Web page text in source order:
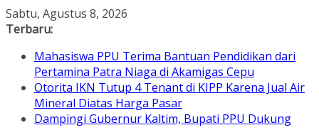
Skip
to
Sabtu, Agustus 8, 2026
Terbaru:
Mahasiswa PPU Terima Bantuan Pendidikan dari
Pertamina Patra Niaga di Akamigas Cepu
Otorita IKN Tutup 4 Tenant di KIPP Karena Jual Air
Mineral Diatas Harga Pasar
Dampingi Gubernur Kaltim, Bupati PPU Dukung